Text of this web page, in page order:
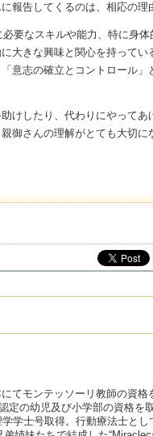
報告してくるのは、相応の理
要なスキルや能力、特に身体
大きな興味と関心を持ってい
意志の確立とコントロール」
けしたり、代わりにやってあ
御さんの理解がとても大切に
てモンテッソーリ教師の資格
定の幼児及び小学部の資格を
学士号取得。行動療法士とし